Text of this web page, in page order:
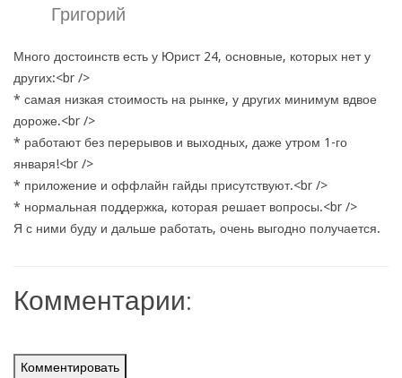
Григорий
Много достоинств есть у Юрист 24, основные, которых нет у
других:<br />
* самая низкая стоимость на рынке, у других минимум вдвое
дороже.<br />
* работают без перерывов и выходных, даже утром 1-го
января!<br />
* приложение и оффлайн гайды присутствуют.<br />
* нормальная поддержка, которая решает вопросы.<br />
Я с ними буду и дальше работать, очень выгодно получается.
Комментарии:
Комментировать